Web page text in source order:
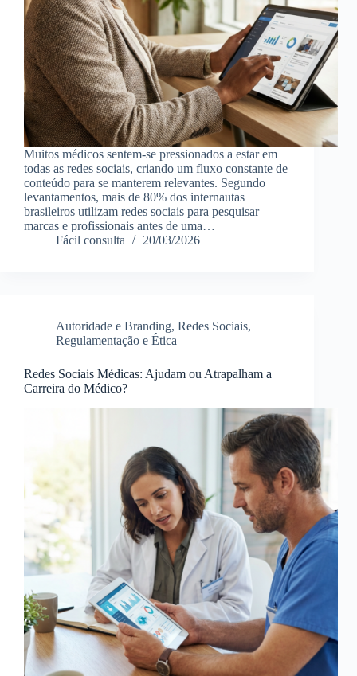
Muitos médicos sentem-se pressionados a estar em
todas as redes sociais, criando um fluxo constante de
conteúdo para se manterem relevantes. Segundo
levantamentos, mais de 80% dos internautas
brasileiros utilizam redes sociais para pesquisar
marcas e profissionais antes de uma…
Fácil consulta
20/03/2026
Autoridade e Branding, Redes Sociais,
Regulamentação e Ética
Redes Sociais Médicas: Ajudam ou Atrapalham a
Carreira do Médico?